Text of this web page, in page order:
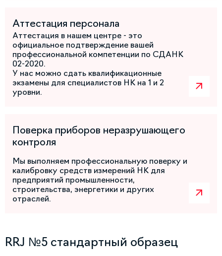
Аттестация персонала
Аттестация в нашем центре - это
официальное подтверждение вашей
профессиональной компетенции по СДАНК
02-2020.
У нас можно сдать квалификационные
экзамены для специалистов НК на 1 и 2
уровни.
Поверка приборов неразрушающего
контроля
Мы выполняем профессиональную поверку и
калибровку средств измерений НК для
предприятий промышленности,
строительства, энергетики и других
отраслей.
RRJ №5 стандартный образец